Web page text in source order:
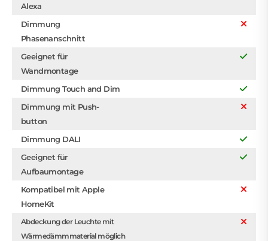
Alexa
Dimmung
Phasenanschnitt
Geeignet für
Wandmontage
Dimmung Touch and Dim
Dimmung mit Push-
button
Dimmung DALI
Geeignet für
Aufbaumontage
Kompatibel mit Apple
HomeKit
Abdeckung der Leuchte mit
Wärmedämmmaterial möglich